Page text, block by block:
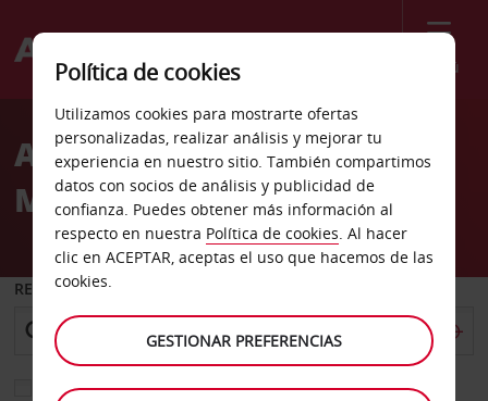
Menú
Welcome
AvisAlquiler de coches Santa
Monica
RECOGER EN
Elegir otra oficina de devolución
Política de cookies
Utilizamos cookies para mostrarte ofertas
personalizadas, realizar análisis y mejorar tu
experiencia en nuestro sitio. También compartimos
datos con socios de análisis y publicidad de
confianza. Puedes obtener más información al
respecto en nuestra Política de cookies. Al hacer
clic en ACEPTAR, aceptas el uso que hacemos de las
cookies.
GESTIONAR PREFERENCIAS